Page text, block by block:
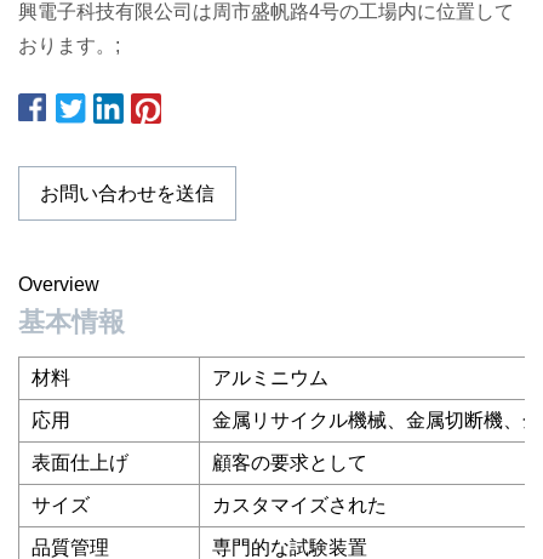
興電子科技有限公司は周市盛帆路4号の工場内に位置して
おります。;
お問い合わせを送信
Overview
基本情報
材料 アルミニウム
応用 金属リサイクル機械、金属切断機、
表面仕上げ 顧客の要求として
サイズ カスタマイズされた
品質管理 専門的な試験装置